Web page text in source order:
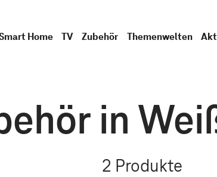
Home TV Zubehör Themenwelten
in
2 Produkte